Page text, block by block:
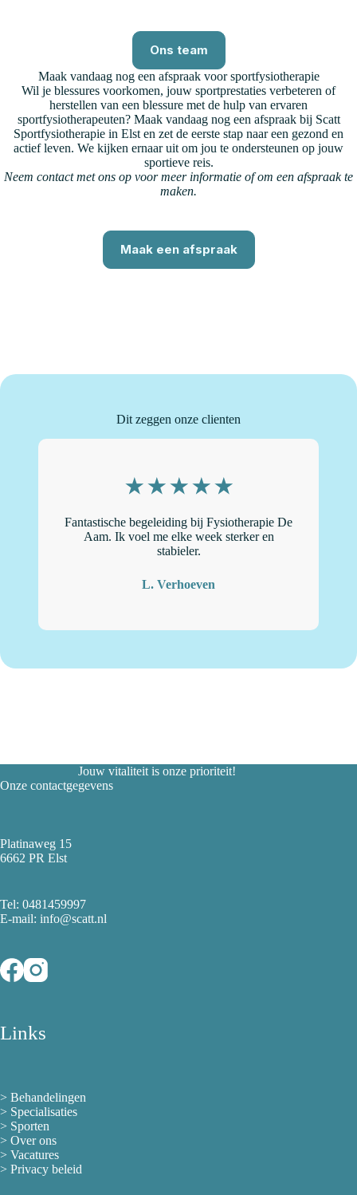
Ons team
Maak vandaag nog een afspraak voor sportfysiotherapie
Wil je blessures voorkomen, jouw sportprestaties verbeteren of
herstellen van een blessure met de hulp van ervaren
sportfysiotherapeuten? Maak vandaag nog een afspraak bij Scatt
Sportfysiotherapie in Elst en zet de eerste stap naar een gezond en
actief leven. We kijken ernaar uit om jou te ondersteunen op jouw
sportieve reis.
Neem contact met ons op voor meer informatie of om een afspraak te
maken.
Maak een afspraak
Dit zeggen onze clienten
Fantastische begeleiding bij Fysiotherapie De
Aam. Ik voel me elke week sterker en
stabieler.
L. Verhoeven
Jouw vitaliteit is onze prioriteit!
Onze contactgegevens
Platinaweg 15
6662 PR Elst
Tel: 0481459997
E-mail: info@scatt.nl
Links
> Behandelingen
> Specialisaties
> Sporten
> Over ons
> Vacatures
> Privacy beleid